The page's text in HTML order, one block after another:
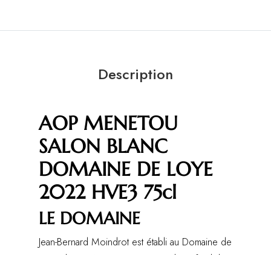
Description
AOP MENETOU
SALON BLANC
DOMAINE DE LOYE
2022 HVE3 75cl
LE DOMAINE
Jean-Bernard Moindrot est établi au Domaine de